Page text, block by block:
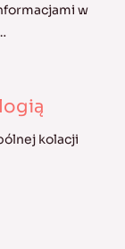
w
kolacji